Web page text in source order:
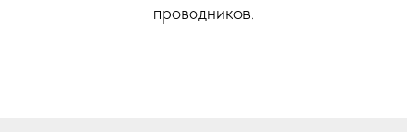
проводников.